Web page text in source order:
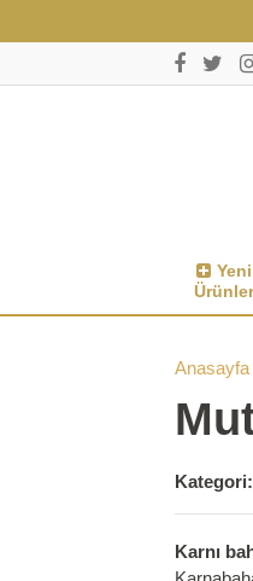
Yeni
Ürünler
Anasayfa
Kategori:
Karnı